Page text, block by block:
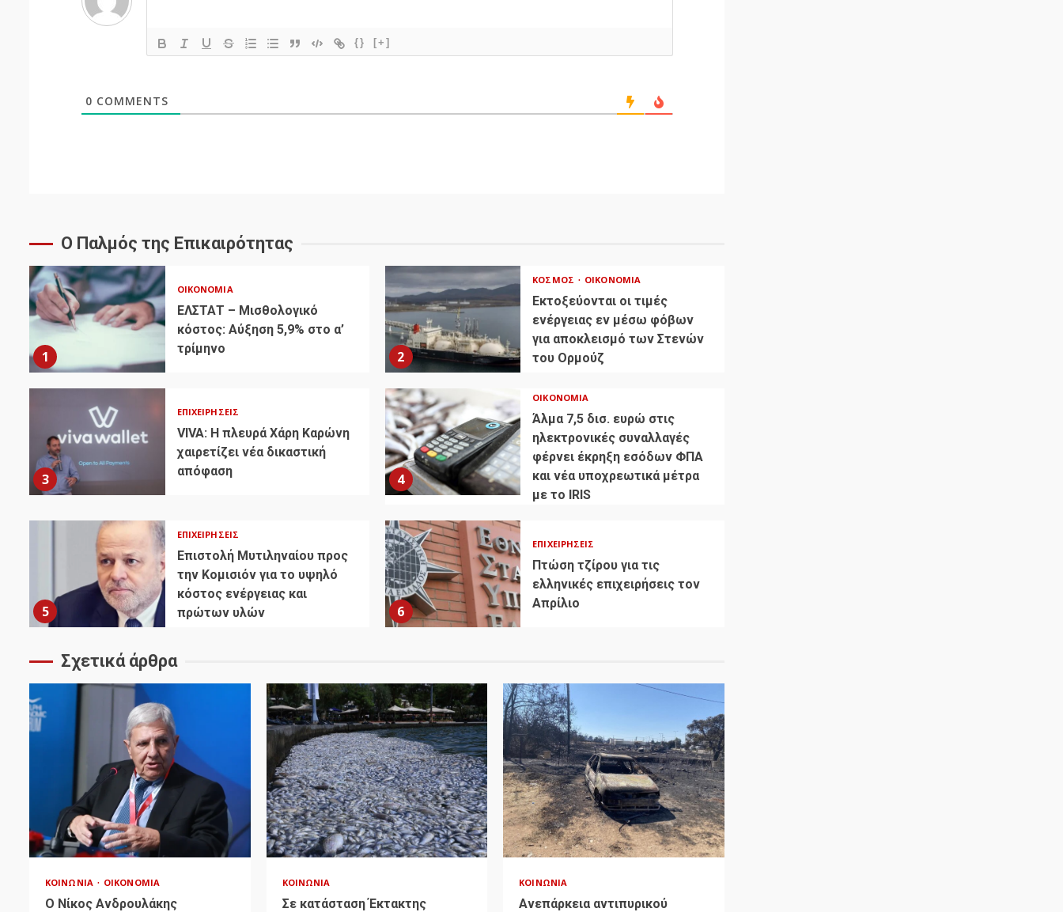
{} [+]
0 COMMENTS
Ο Παλμός της Επικαιρότητας
1
ΟΙΚΟΝΟΜΊΑ
ΕΛΣΤΑΤ – Μισθολογικό
κόστος: Αύξηση 5,9% στο α’
τρίμηνο
2
ΚΌΣΜΟΣ ΟΙΚΟΝΟΜΊΑ
Εκτοξεύονται οι τιμές
ενέργειας εν μέσω φόβων
για αποκλεισμό των Στενών
του Ορμούζ
3
ΕΠΙΧΕΙΡΉΣΕΙΣ
VIVA: Η πλευρά Χάρη Καρώνη
χαιρετίζει νέα δικαστική
απόφαση
4
ΟΙΚΟΝΟΜΊΑ
Άλμα 7,5 δισ. ευρώ στις
ηλεκτρονικές συναλλαγές
φέρνει έκρηξη εσόδων ΦΠΑ
και νέα υποχρεωτικά μέτρα
με το IRIS
5
ΕΠΙΧΕΙΡΉΣΕΙΣ
Επιστολή Μυτιληναίου προς
την Κομισιόν για το υψηλό
κόστος ενέργειας και
πρώτων υλών
6
ΕΠΙΧΕΙΡΉΣΕΙΣ
Πτώση τζίρου για τις
ελληνικές επιχειρήσεις τον
Απρίλιο
Σχετικά άρθρα
ΚΟΙΝΩΝΊΑ ΟΙΚΟΝΟΜΊΑ
Ο Νίκος Ανδρουλάκης
ΚΟΙΝΩΝΊΑ
Σε κατάσταση Έκτακτης
ΚΟΙΝΩΝΊΑ
Ανεπάρκεια αντιπυρικού